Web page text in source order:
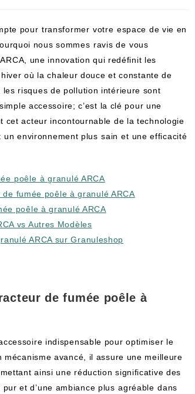
pour ⁤transformer ⁣votre⁣ espace de vie en
nous sommes⁢ ravis de⁣ vous
une innovation qui redéfinit les
où la‌ chaleur douce et constante de
risques de pollution intérieure sont
accessoire; c’est la clé pour ‌une⁤
cet acteur incontournable de la technologie
​environnement plus ⁤sain ⁢et une efficacité
⁣poêle ⁢à granulé ARCA
fumée poêle à granulé ARCA
poêle‌ à granulé ARCA
vs Autres Modèles
ARCA sur ‌Granuleshop
de fumée poêle à
indispensable pour optimiser​ le
avancé, il ​assure une ‍meilleure⁤
ainsi une réduction significative des
et d’une ambiance plus ⁢agréable⁣ dans